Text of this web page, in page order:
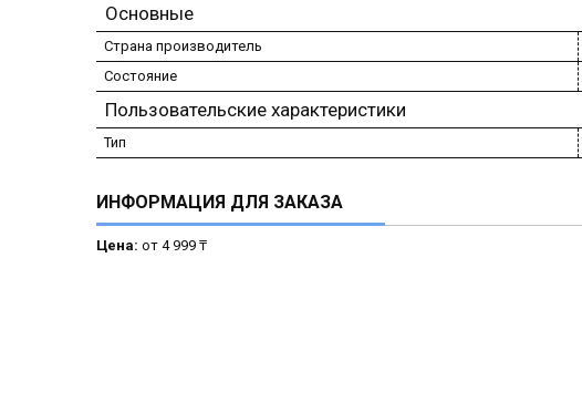
Основные
Страна производитель
Состояние
Пользовательские характеристики
Тип
ИНФОРМАЦИЯ ДЛЯ ЗАКАЗА
Цена: от 4 999 ₸